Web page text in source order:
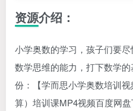
资源介绍：
小学奥数的学习，孩子们要
数学思维的能力，打下数学
份：【学而思小学奥数培训视
算）培训课MP4视频百度网盘